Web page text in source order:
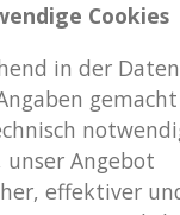
Cookies
in der
Angebot
effektiver